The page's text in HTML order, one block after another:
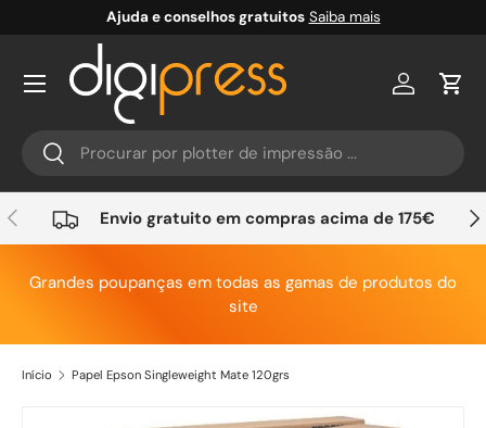
Ir para o conteúdo
Ajuda e conselhos gratuitos Saiba mais
Pesquisar
Pesquisar
Conta
Anterior Envio gratuito em compras acima de 175€
Grandes poupanças em todas as gamas de produtos do
site
Início Papel Epson Singleweight Mate 120grs